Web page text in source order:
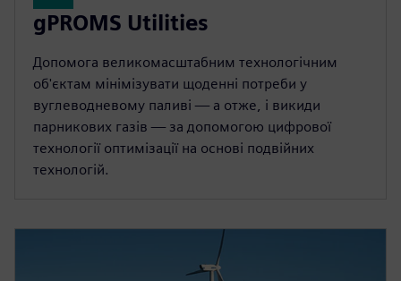
gPROMS Utilities
Допомога великомасштабним технологічним
об'єктам мінімізувати щоденні потреби у
вуглеводневому паливі — а отже, і викиди
парникових газів — за допомогою цифрової
технології оптимізації на основі подвійних
технологій.